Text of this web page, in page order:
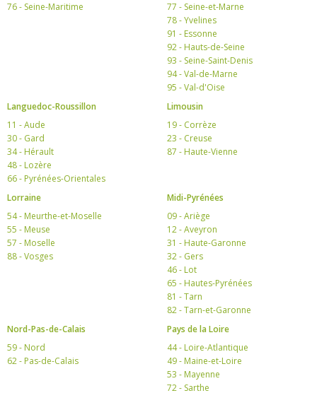
76 - Seine-Maritime
77 - Seine-et-Marne
78 - Yvelines
91 - Essonne
92 - Hauts-de-Seine
93 - Seine-Saint-Denis
94 - Val-de-Marne
95 - Val-d'Oise
Languedoc-Roussillon
11 - Aude
30 - Gard
34 - Hérault
48 - Lozère
66 - Pyrénées-Orientales
Limousin
19 - Corrèze
23 - Creuse
87 - Haute-Vienne
Lorraine
54 - Meurthe-et-Moselle
55 - Meuse
57 - Moselle
88 - Vosges
Midi-Pyrénées
09 - Ariège
12 - Aveyron
31 - Haute-Garonne
32 - Gers
46 - Lot
65 - Hautes-Pyrénées
81 - Tarn
82 - Tarn-et-Garonne
Nord-Pas-de-Calais
59 - Nord
62 - Pas-de-Calais
Pays de la Loire
44 - Loire-Atlantique
49 - Maine-et-Loire
53 - Mayenne
72 - Sarthe